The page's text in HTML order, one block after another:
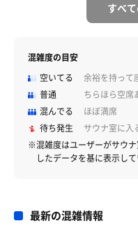
すべ
混雑度の目安
空いてる
余裕を持って
普通
ちらほら空席
混んでる
ほぼ満席
待ち発生
サウナ室に入
※混雑度はユーザーがサウ
したデータを基に表示して
最新の混雑情報